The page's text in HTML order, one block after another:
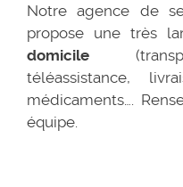
Notre agence de
propose une très
domicile
téléassistance,
médicaments….
équipe.